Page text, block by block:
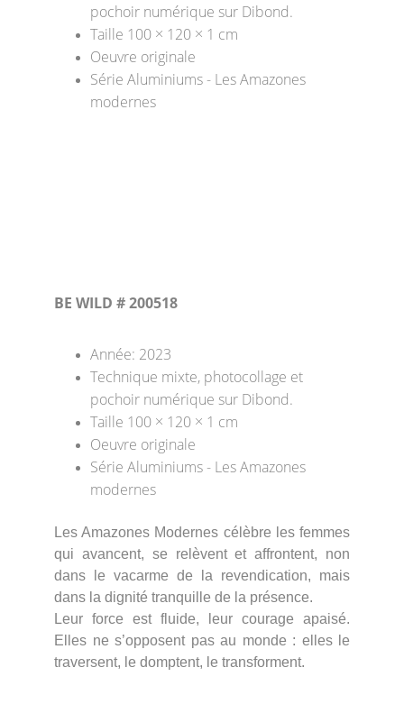
pochoir numérique sur Dibond.
Taille 100 × 120 × 1 cm
Oeuvre originale
Série Aluminiums - Les Amazones
modernes
BE WILD # 200518
Année: 2023
Technique mixte, photocollage et
pochoir numérique sur Dibond.
Taille 100 × 120 × 1 cm
Oeuvre originale
Série Aluminiums - Les Amazones
modernes
Les Amazones Modernes célèbre les femmes
qui avancent, se relèvent et affrontent, non
dans le vacarme de la revendication, mais
dans la dignité tranquille de la présence.
Leur force est fluide, leur courage apaisé.
Elles ne s’opposent pas au monde : elles le
traversent, le domptent, le transforment.